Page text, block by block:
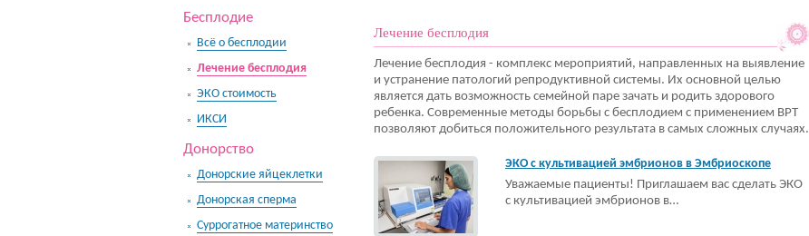
Бесплодие
Всё о бесплодии
Лечение бесплодия
ЭКО стоимость
ИКСИ
Донорство
Донорские яйцеклетки
Донорская сперма
Суррогатное материнство
Лечение бесплодия
Лечение бесплодия - комплекс мероприятий, направленных на выявление
и устранение патологий репродуктивной системы. Их основной целью
является дать возможность семейной паре зачать и родить здорового
ребенка. Современные методы борьбы с бесплодием с применением ВРТ
позволяют добиться положительного результата в самых сложных случаях.
ЭКО с культивацией эмбрионов в Эмбриоскопе
Уважаемые пациенты! Приглашаем вас сделать ЭКО
с культивацией эмбрионов в…